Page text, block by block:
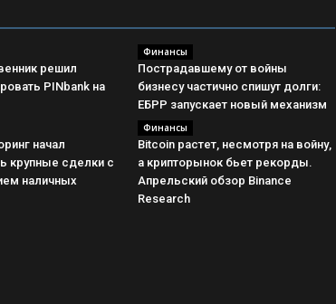
решил
PINbank на
Финансы
Пострадавшему от войны
бизнесу частично спишут долги:
ЕБРР запускает новый механизм
начал
крупные сделки с
наличных
Финансы
Bitcoin растет, несмотря на войну,
а крипторынок бьет рекорды.
Апрельский обзор Binance
Research